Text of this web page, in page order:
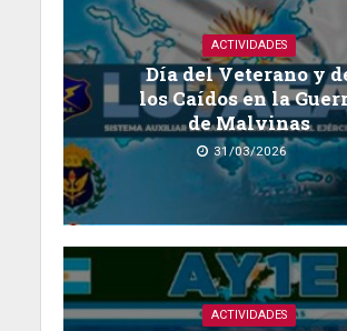
ACTIVIDADES
Día del Veterano y
los Caídos en la
de Malvinas
31/03/2026
ACTIVIDADES